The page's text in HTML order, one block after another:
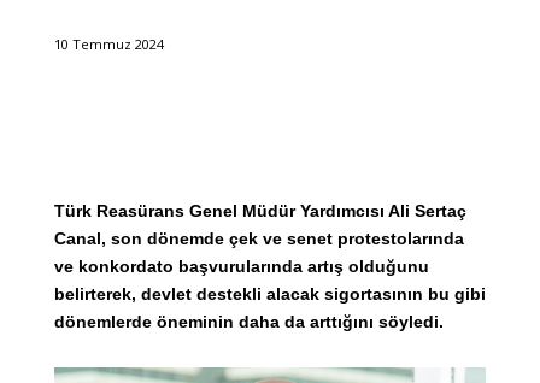
10 Temmuz 2024
Türk Reasürans Genel Müdür Yardımcısı Ali Sertaç
Canal, son dönemde çek ve senet protestolarında
ve konkordato başvurularında artış olduğunu
belirterek, devlet destekli alacak sigortasının bu gibi
dönemlerde öneminin daha da arttığını söyledi.